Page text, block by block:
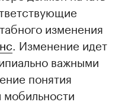
изменения
. Изменение идет
важными
понятия
мобильности